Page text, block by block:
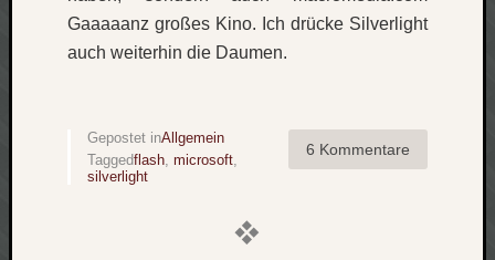
Gaaaaanz großes Kino. Ich drücke Silverlight
auch weiterhin die Daumen.
6 Kommentare
Gepostet inAllgemein
Taggedflash microsoft
silverlight